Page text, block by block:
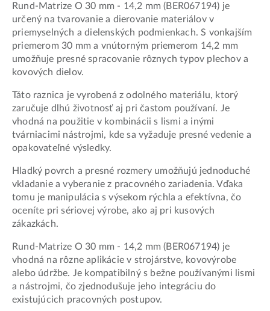
Rund-Matrize O 30 mm - 14,2 mm (BER067194) je
určený na tvarovanie a dierovanie materiálov v
priemyselných a dielenských podmienkach. S vonkajším
priemerom 30 mm a vnútorným priemerom 14,2 mm
umožňuje presné spracovanie rôznych typov plechov a
kovových dielov.
Táto raznica je vyrobená z odolného materiálu, ktorý
zaručuje dlhú životnosť aj pri častom používaní. Je
vhodná na použitie v kombinácii s lismi a inými
tvárniacimi nástrojmi, kde sa vyžaduje presné vedenie a
opakovateľné výsledky.
Hladký povrch a presné rozmery umožňujú jednoduché
vkladanie a vyberanie z pracovného zariadenia. Vďaka
tomu je manipulácia s výsekom rýchla a efektívna, čo
oceníte pri sériovej výrobe, ako aj pri kusových
zákazkách.
Rund-Matrize O 30 mm - 14,2 mm (BER067194) je
vhodná na rôzne aplikácie v strojárstve, kovovýrobe
alebo údržbe. Je kompatibilný s bežne používanými lismi
a nástrojmi, čo zjednodušuje jeho integráciu do
existujúcich pracovných postupov.